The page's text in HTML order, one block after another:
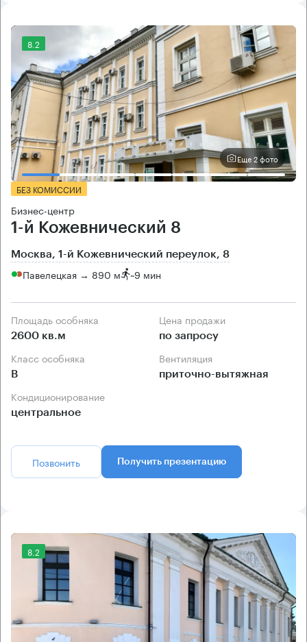
8.2
Еще 2 фото
БЕЗ КОМИССИИ
Бизнес-центр
1-й Кожевнический 8
Москва, 1-й Кожевнический переулок, 8
Павелецкая → 890 м ~9 мин
Площадь особняка
2600 кв.м
Цена продажи
по запросу
Класс особняка
B
Вентиляция
приточно-вытяжная
Кондиционирование
центральное
Позвонить Получить презентацию
8.2